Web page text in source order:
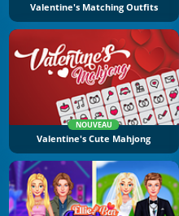
Valentine's Matching Outfits
NOUVEAU
Valentine's Cute Mahjong